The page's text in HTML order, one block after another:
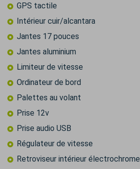
GPS tactile
Intérieur cuir/alcantara
Jantes 17 pouces
Jantes aluminium
Limiteur de vitesse
Ordinateur de bord
Palettes au volant
Prise 12v
Prise audio USB
Régulateur de vitesse
Retroviseur intérieur électrochrome